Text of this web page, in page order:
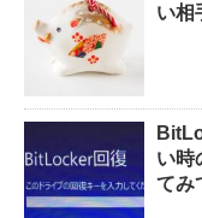
い相
い時
てみ